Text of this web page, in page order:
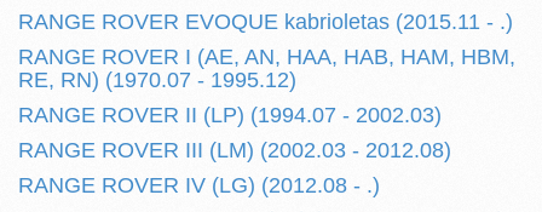
RANGE ROVER EVOQUE kabrioletas (2015.11 - .)
RANGE ROVER I (AE, AN, HAA, HAB, HAM, HBM,
RE, RN) (1970.07 - 1995.12)
RANGE ROVER II (LP) (1994.07 - 2002.03)
RANGE ROVER III (LM) (2002.03 - 2012.08)
RANGE ROVER IV (LG) (2012.08 - .)